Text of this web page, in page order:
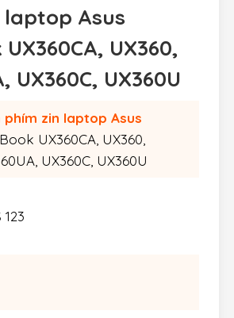
Asus
UX360,
UX360C, UX360U
phím zin laptop Asus
UX360CA, UX360,
UX360C, UX360U
123